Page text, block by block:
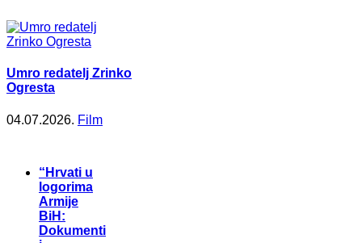
Umro redatelj Zrinko
Ogresta
04.07.2026. Film
“Hrvati u
logorima
Armije
BiH:
Dokumenti